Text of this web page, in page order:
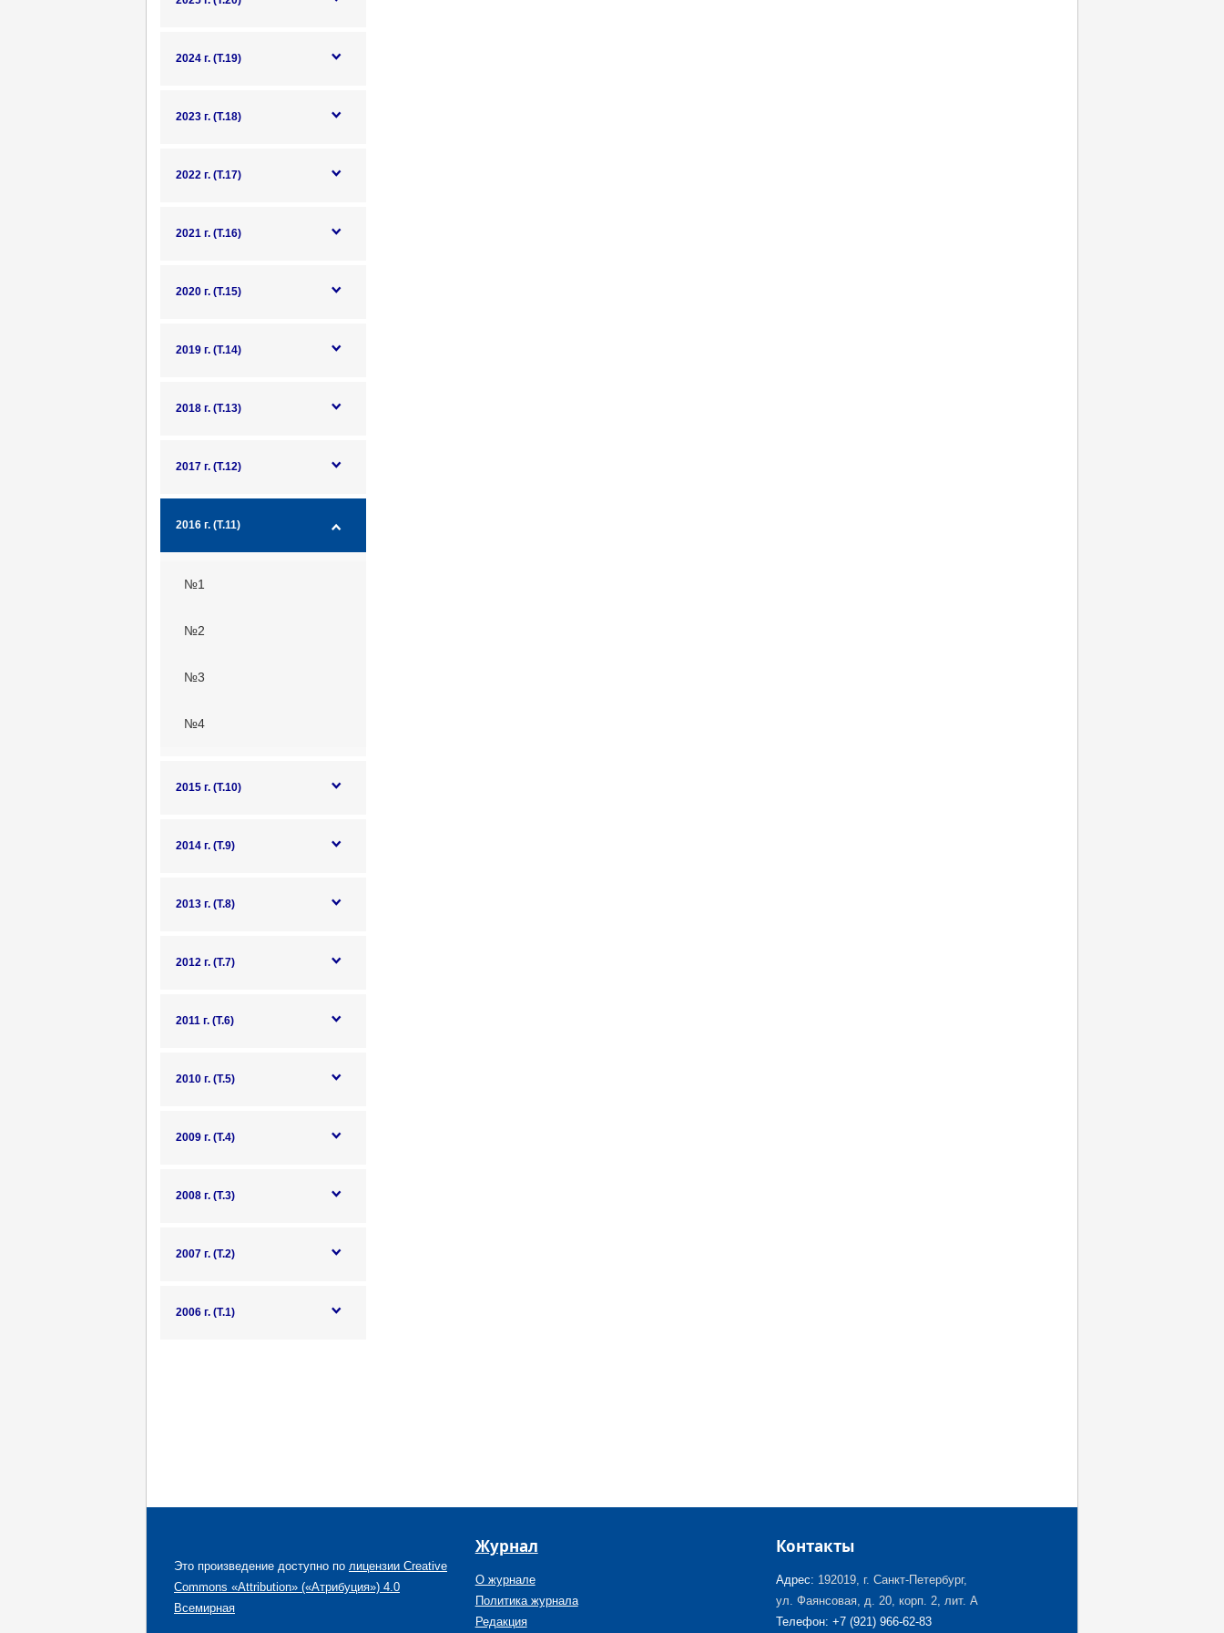
2024 г. (Т.19)
2023 г. (Т.18)
2022 г. (Т.17)
2021 г. (Т.16)
2020 г. (Т.15)
2019 г. (Т.14)
2018 г. (Т.13)
2017 г. (Т.12)
2016 г. (Т.11)
№1
№2
№3
№4
2015 г. (Т.10)
2014 г. (Т.9)
2013 г. (Т.8)
2012 г. (Т.7)
2011 г. (Т.6)
2010 г. (Т.5)
2009 г. (Т.4)
2008 г. (Т.3)
2007 г. (Т.2)
2006 г. (Т.1)
Это произведение доступно по лицензии Creative
Commons «Attribution» («Атрибуция») 4.0
Всемирная
Журнал
О журнале
Политика журнала
Редакция
Контакты
Адрес: 192019, г. Санкт-Петербург,
ул. Фаянсовая, д. 20, корп. 2, лит. А
Телефон: +7 (921) 966-62-83